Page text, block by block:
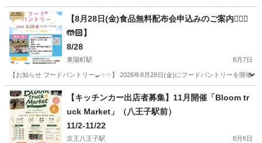
東京 江東区 豊洲駅 地域/お祭り 夏祭り
【8月28日(金)食品無料配布会申込みのご案内🙋🏻‍♀️
🤲🏻】
8/28
東陽町駅 8月7日
【お知らせ フードパントリー🍳✨✨】 2026年8月28日(金)にフードパントリーを開
東京 江東区 東陽町駅 地域/お祭り フードパントリー
【キッチンカー出店者募集】11月開催「Bloom tr
uck Market」（八王子駅前）
11/2-11/22
京王八王子駅 8月6日